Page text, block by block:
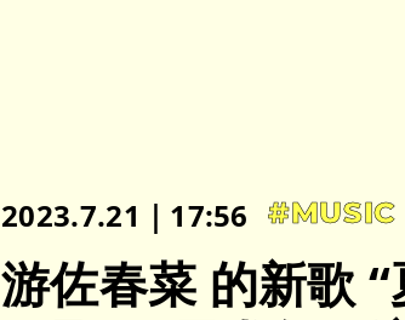
2023.7.21｜17:56 #MUSIC
游佐春菜 的新歌